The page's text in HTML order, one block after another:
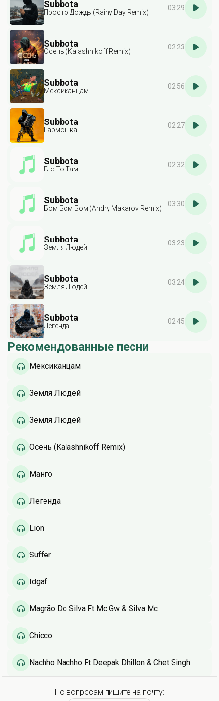
Subbota
Просто Дождь (Rainy Day Remix)
03:29
Subbota
Осень (Kalashnikoff Remix)
02:23
Subbota
Мексиканцам
02:56
Subbota
Гармошка
02:27
Subbota
Где-То Там
02:32
Subbota
Бом Бом Бом (Andry Makarov Remix)
03:30
Subbota
Земля Людей
03:23
Subbota
Земля Людей
03:24
Subbota
Легенда
02:45
Рекомендованные песни
Мексиканцам
Земля Людей
Земля Людей
Осень (Kalashnikoff Remix)
Манго
Легенда
Lion
Suffer
Idgaf
Magrão Do Silva Ft Mc Gw & Silva Mc
Chicco
Nachho Nachho Ft Deepak Dhillon & Chet Singh
По вопросам пишите на почту: